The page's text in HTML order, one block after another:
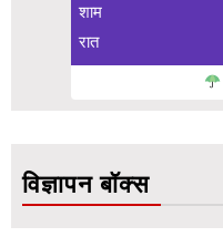
शाम
रात
विज्ञापन बॉक्स